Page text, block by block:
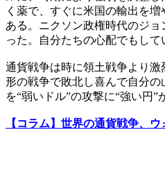
く薬で、すぐに米国の輸出を
ある。ニクソン政権時代のジ
った。自分たちの心配でもして
通貨戦争は時に領土戦争より
形の戦争で敗北し喜んで自分
を“弱いドル”の攻撃に“強い円
【コラム】世界の通貨戦争、ウ